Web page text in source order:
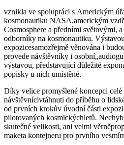
vznikla ve spolupráci s Americkým
kosmonautiku NASA,americkým
Cosmosphere a předními světovými,
odborníky na kosmonautiku.
expozicesamozřejmě věnována i
provede návštěvníky i
výstavou, představující důležité
popisky u nich umístěné.
Díky velice promyšlené koncepci celé
návštěvnícivtáhnuti do příběhu o
od prvních krokův úvodní části
pilotovaných kosmickýchletů.
skutečné velikosti, ani velmi
maketa kontejneru pro prvního